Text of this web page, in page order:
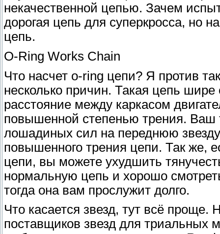
некачественной цепью. Зачем
дорогая цепь для суперкросса, но
цепь.
O-Ring Works Chain
Что насчет o-ring цепи? Я против
несколько причин. Такая цепь
расстояние между каркасом
повышенной степенью трения. Ваш
лошадиных сил на переднюю
повышенного трения цепи. Так же,
цепи, вы можете ухудшить
нормальную цепь и хорошо
тогда она вам прослужит долго.
Что касается звезд, тут всё проще.
поставщиков звезд для триальных